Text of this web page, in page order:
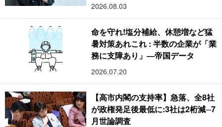
2026.08.03
命を守れ!塩分補給、休憩増など猛
暑対策あれこれ : 半数の企業が「業
務に支障あり」―帝国データ
2026.07.20
【高市内閣の支持率】急落、全8社
が政権発足後最低に:3社は2桁減─7
月世論調査